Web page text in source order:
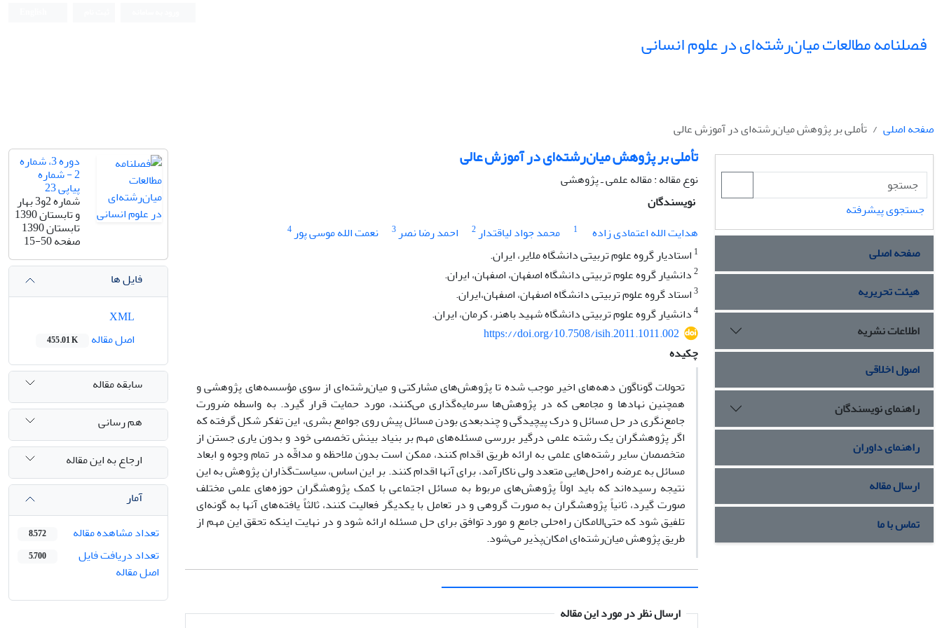
فصلنامه مطالعات میان‌رشته‌ای در علوم انسانی
صفحه اصلی تأملی بر پژوهش میان‌رشته‌ای در آموزش عالی
تأملی بر پژوهش میان‌رشته‌ای در آموزش عالی
نوع مقاله : مقاله علمی ـ پژوهشی
نویسندگان
هدایت الله اعتمادی زاده
1 محمد جواد لیاقتدار2 احمد رضا نصر3 نعمت الله موسی پور4
1 استادیار گروه علوم تربیتی دانشگاه ملایر، ایران.
2دانشیار گروه علوم تربیتی دانشگاه اصفهان، اصفهان، ایران.
3استاد گروه علوم تربیتی دانشگاه اصفهان، اصفهان،‌ایران.
4دانشیار گروه علوم تربیتی دانشگاه شهید باهنر، کرمان، ایران.
https://doi.org/10.7508/isih.2011.1011.002
چکیده
تحولات گوناگون دهه‌های اخیر موجب شده تا پژوهش‌های مشارکتی و میان‌رشته‌ای از سوی مؤسسه‌های پژوهشی و
همچنین نهادها و مجامعی که در پژوهش‌ها سرمایه‌گذاری می‌کنند، مورد حمایت قرار گیرد. به واسطه ضرورت
جامع‌نگری در حل مسائل و درک پیچیدگی و چندبعدی بودن مسائل پیش روی جوامع بشری، این تفکر شکل گرفته که
اگر پژوهشگران یک رشته علمی درگیر بررسی مسئله‌های مهم بر بنیاد بینش تخصصی خود و بدون یاری جستن از
متخصصان سایر رشته‌های علمی به ارائه طریق اقدام کنند، ممکن است بدون ملاحظه و مداقّه در تمام وجوه و ابعاد
مسائل به عرضه راه‌حل‌هایی متعدد ولی ناکارآمد، برای آنها اقدام کنند. بر این ‌اساس، سیاست‌گذاران پژوهش به این
نتیجه رسیده‌اند که باید اولاً پژوهش‌های مربوط به مسائل اجتماعی با کمک پژوهشگران حوزه‌های علمی مختلف
صورت گیرد، ثانیاً پژوهشگران به صورت گروهی و در تعامل با یکدیگر فعالیت کنند، ثالثاً یافته‌های آنها به گونه‌ای
تلفیق شود که حتی‌الامکان راه‌حلی جامع و مورد توافق برای حل مسئله ارائه شود و در نهایت اینکه تحقق این مهم از
طریق پژوهش میان‌رشته‌ای امکان‌پذیر می‌شود.
ارسال نظر در مورد این مقاله
دوره 3، شماره
2 - شماره
پیاپی 23
شماره 2و3 بهار
و تابستان 1390
تابستان 1390
صفحه15-50
فایل ها
اصل مقاله
455.01 K
سابقه مقاله
هم رسانی
ارجاع به این مقاله
آمار
تعداد مشاهده مقاله
8,572
تعداد دریافت فایل
اصل مقاله
5,700
جستجوی پیشرفته
صفحه اصلی
هیئت تحریریه
اطلاعات نشریه
اصول اخلاقی
راهنمای نویسندگان
راهنمای داوران
ارسال مقاله
تماس با ما